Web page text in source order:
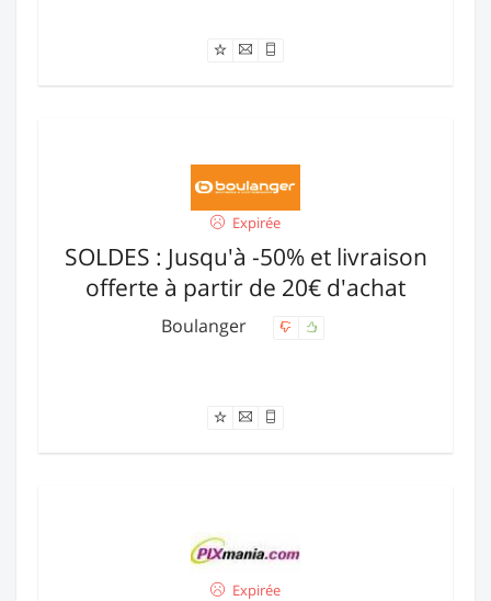
Expirée
SOLDES : Jusqu'à -50% et livraison
offerte à partir de 20€ d'achat
Boulanger
Expirée